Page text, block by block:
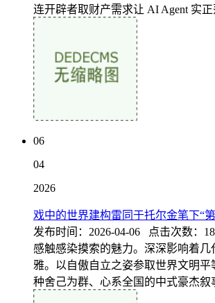
连开辟者取财产需求让 AI Agent 实
06
04
2026
戏中的世界建构雷同于托尔金笔下“
发布时间：2026-04-06 点击次数：
感触感染摸索的魅力。深深影响着几
雅。以自傲自立之姿参取世界文明平
种舍己为群、心系全国的中式豪杰叙